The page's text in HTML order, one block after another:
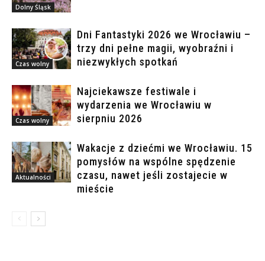
Dolny Śląsk
Czas wolny
Dni Fantastyki 2026 we Wrocławiu –
trzy dni pełne magii, wyobraźni i
niezwykłych spotkań
Czas wolny
Najciekawsze festiwale i
wydarzenia we Wrocławiu w
sierpniu 2026
Aktualności
Wakacje z dziećmi we Wrocławiu. 15
pomysłów na wspólne spędzenie
czasu, nawet jeśli zostajecie w
mieście